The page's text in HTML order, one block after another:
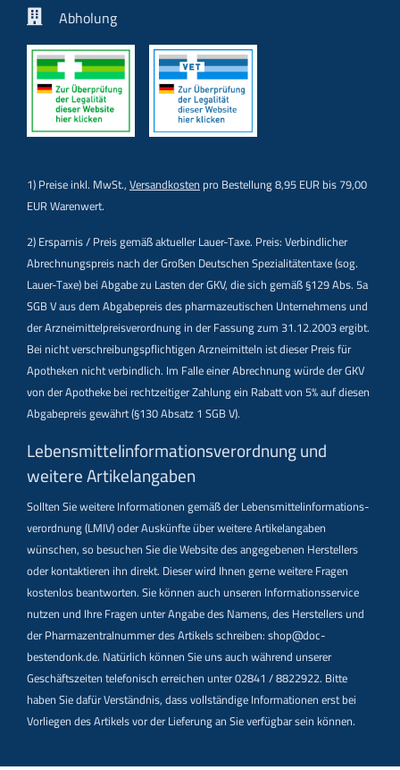
Abholung
1) Preise inkl. MwSt.,Versandkosten pro Bestellung 8,95 EUR bis 79,00
EUR Warenwert.
2) Ersparnis / Preis gemäß aktueller Lauer-Taxe. Preis: Verbindlicher
Abrechnungspreis nach der Großen Deutschen Spezialitätentaxe (sog.
Lauer-Taxe) bei Abgabe zu Lasten der GKV, die sich gemäß §129 Abs. 5a
SGB V aus dem Abgabepreis des pharmazeutischen Unternehmens und
der Arzneimittelpreisverordnung in der Fassung zum 31.12.2003 ergibt.
Bei nicht verschreibungspflichtigen Arzneimitteln ist dieser Preis für
Apotheken nicht verbindlich. Im Falle einer Abrechnung würde der GKV
von der Apotheke bei rechtzeitiger Zahlung ein Rabatt von 5% auf diesen
Abgabepreis gewährt (§130 Absatz 1 SGB V).
Lebensmittel­informations­verordnung und
weitere Artikelangaben
Sollten Sie weitere Informationen gemäß der Lebensmittel­informations­
verordnung (LMIV) oder Auskünfte über weitere Artikelangaben
wünschen, so besuchen Sie die Website des angegebenen Herstellers
oder kontaktieren ihn direkt. Dieser wird Ihnen gerne weitere Fragen
kostenlos beantworten. Sie können auch unseren Informationsservice
nutzen und Ihre Fragen unter Angabe des Namens, des Herstellers und
der Pharmazentralnummer des Artikels schreiben: shop@doc-
bestendonk.de. Natürlich können Sie uns auch während unserer
Geschäftszeiten telefonisch erreichen unter 02841 / 8822922. Bitte
haben Sie dafür Verständnis, dass vollständige Informationen erst bei
Vorliegen des Artikels vor der Lieferung an Sie verfügbar sein können.